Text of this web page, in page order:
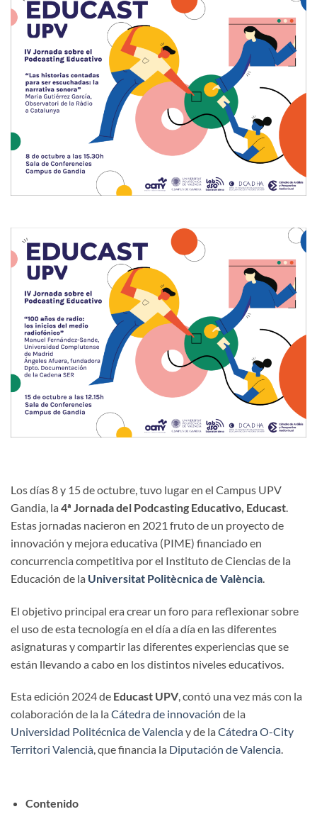
Los días 8 y 15 de octubre, tuvo lugar en el Campus UPV
Gandia, la 4ª Jornada del Podcasting Educativo, Educast
Estas jornadas nacieron en 2021 fruto de un proyecto de
innovación y mejora educativa (PIME) financiado en
concurrencia competitiva por el Instituto de Ciencias de la
Educación de la Universitat Politècnica de València
El objetivo principal era crear un foro para reflexionar sobre
el uso de esta tecnología en el día a día en las diferentes
asignaturas y compartir las diferentes experiencias que se
están llevando a cabo en los distintos niveles educativos.
Esta edición 2024 de Educast UPV, contó una vez más con la
colaboración de la la Cátedra de innovación de la
Universidad Politécnica de Valenciay de la Cátedra O-City
Territori Valencià, que financia la Diputación de Valencia.
Contenido